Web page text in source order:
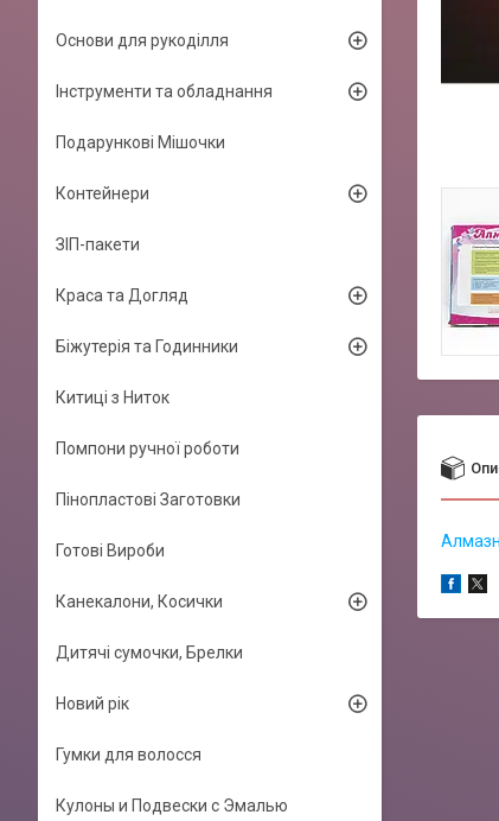
Основи для рукоділля
Інструменти та обладнання
Подарункові Мішочки
Контейнери
ЗІП-пакети
Краса та Догляд
Біжутерія та Годинники
Китиці з Ниток
Помпони ручної роботи
Пінопластові Заготовки
Готові Вироби
Канекалони, Косички
Дитячі сумочки, Брелки
Новий рік
Гумки для волосся
Кулоны и Подвески с Эмалью